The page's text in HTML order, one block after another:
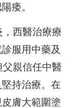
痿。
西醫治療療
服用中藥及
親信任中醫
持治療。在
膚大範圍塗